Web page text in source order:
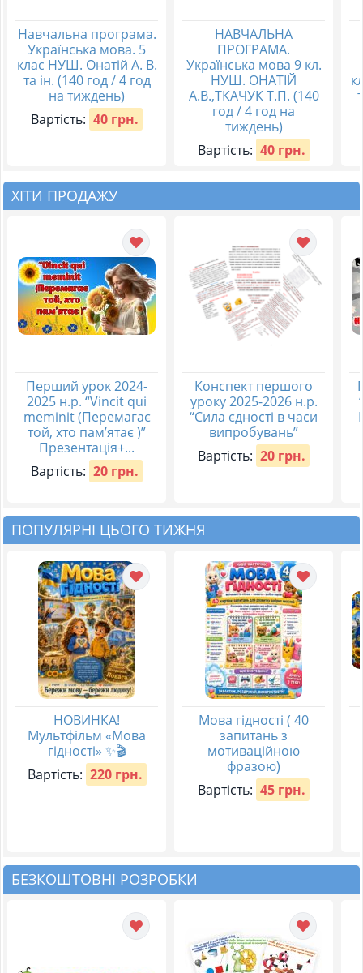
Навчальна програма.
Українська мова. 5
клас НУШ. Онатій А. В.
та ін. (140 год / 4 год
на тиждень)
Вартість: 40 грн.
НАВЧАЛЬНА
ПРОГРАМА.
Українська мова 9 кл.
НУШ. ОНАТІЙ
А.В.,ТКАЧУК Т.П. (140
год / 4 год на
тиждень)
Вартість: 40 грн.
ХІТИ ПРОДАЖУ
Перший урок 2024-
2025 н.р. “Vincit qui
meminit (Перемагає
той, хто пам’ятає )”
Презентація+...
Вартість: 20 грн.
Конспект першого
уроку 2025-2026 н.р.
“Сила єдності в часи
випробувань”
Вартість: 20 грн.
ПОПУЛЯРНІ ЦЬОГО ТИЖНЯ
НОВИНКА!
Мультфільм «Мова
гідності» ✨🎬
Вартість: 220 грн.
Мова гідності ( 40
запитань з
мотиваційною
фразою)
Вартість: 45 грн.
БЕЗКОШТОВНІ РОЗРОБКИ